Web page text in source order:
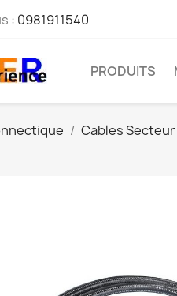
: 0981911540
PRODUITS
Cables Secteur